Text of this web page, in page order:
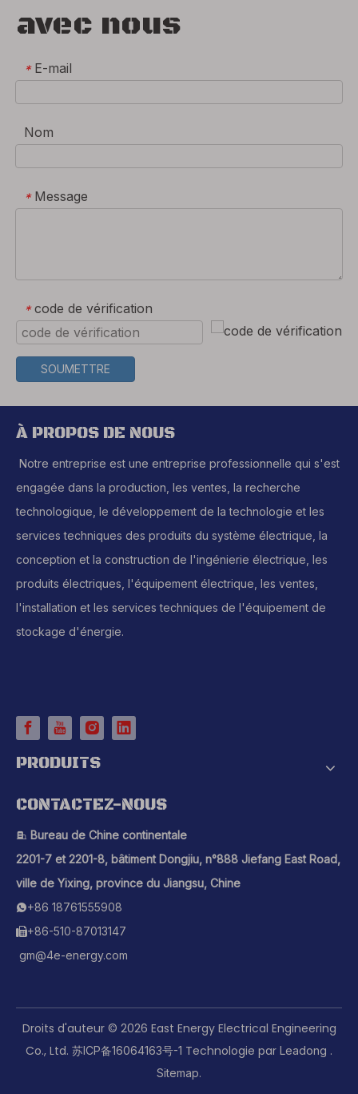
avec nous
* E-mail
Nom
* Message
* code de vérification
SOUMETTRE
À PROPOS DE NOUS
Notre entreprise est une entreprise professionnelle qui s'est
engagée dans la production, les ventes, la recherche
technologique, le développement de la technologie et les
services techniques des produits du système électrique, la
conception et la construction de l'ingénierie électrique, les
produits électriques, l'équipement électrique, les ventes,
l'installation et les services techniques de l'équipement de
stockage d'énergie.
PRODUITS
CONTACTEZ-NOUS
 Bureau de Chine continentale
2201-7 et 2201-8, bâtiment Dongjiu, n°888 Jiefang East Road,
ville de Yixing, province du Jiangsu, Chine
+86 18761555908
+86-510-87013147
gm@4e-energy.com
Droits d'auteur © 2026 East Energy Electrical Engineering
Co., Ltd. 苏ICP备16064163号-1 Technologie par Leadong .
Sitemap.